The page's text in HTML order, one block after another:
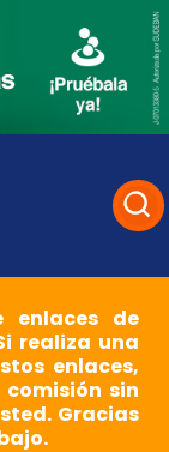
enlaces de
realiza una
enlaces,
sin
Gracias